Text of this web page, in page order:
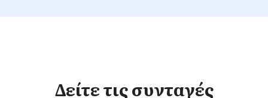
Δείτε τις συνταγές